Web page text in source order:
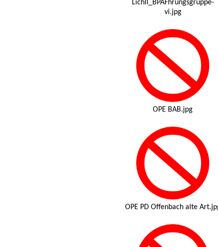
LichII_BPAFhrungsgruppe-
vi.jpg
OPE BAB.jpg
OPE PD Offenbach alte